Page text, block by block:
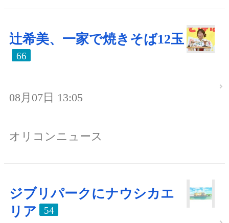
辻希美、一家で焼きそば12玉
66
08月07日 13:05
オリコンニュース
ジブリパークにナウシカエ
リア
54